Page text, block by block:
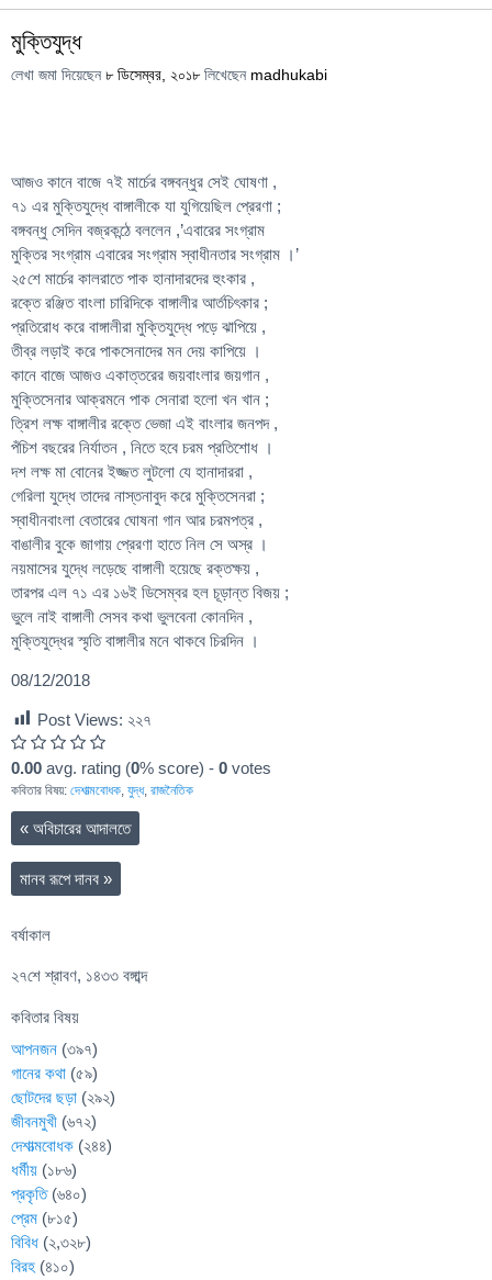
মুক্তিযুদ্ধ
লেখা জমা দিয়েছেন ৮ ডিসেম্বর, ২০১৮লিখেছেন madhukabi
আজও কানে বাজে ৭ই মার্চের বঙ্গবন্ধুর সেই ঘোষণা ,
৭১ এর মুক্তিযুদ্ধে বাঙ্গালীকে যা যুগিয়েছিল প্রেরণা ;
বঙ্গবন্ধু সেদিন বজ্রকন্ঠে বললেন ,’এবারের সংগ্রাম
মুক্তির সংগ্রাম এবারের সংগ্রাম স্বাধীনতার সংগ্রাম ।’
২৫শে মার্চের কালরাতে পাক হানাদারদের হুংকার ,
রক্তে রঞ্জিত বাংলা চারিদিকে বাঙ্গালীর আর্তচিৎকার ;
প্রতিরোধ করে বাঙ্গালীরা মুক্তিযুদ্ধে পড়ে ঝাপিয়ে ,
তীব্র লড়াই করে পাকসেনাদের মন দেয় কাপিয়ে ।
কানে বাজে আজও একাত্তরের জয়বাংলার জয়গান ,
মুক্তিসেনার আক্রমনে পাক সেনারা হলো খন খান ;
ত্রিশ লক্ষ বাঙ্গালীর রক্তে ভেজা এই বাংলার জনপদ ,
পঁচিশ বছরের নির্যাতন , নিতে হবে চরম প্রতিশোধ ।
দশ লক্ষ মা বোনের ইজ্জত লুটলো যে হানাদাররা ,
গেরিলা যুদ্ধে তাদের নাস্তনাবুদ করে মুক্তিসেনরা ;
স্বাধীনবাংলা বেতারের ঘোষনা গান আর চরমপত্র ,
বাঙালীর বুকে জাগায় প্রেরণা হাতে নিল সে অস্র ।
নয়মাসের যুদ্ধে লড়েছে বাঙ্গালী হয়েছে রক্তক্ষয় ,
তারপর এল ৭১ এর ১৬ই ডিসেম্বর হল চূড়ান্ত বিজয় ;
ভুলে নাই বাঙ্গালী সেসব কথা ভুলবেনা কোনদিন ,
মুক্তিযুদ্ধের স্মৃতি বাঙ্গালীর মনে থাকবে চিরদিন ।
08/12/2018
Post Views: ২২৭
0.00 avg. rating (0% score) - 0 votes
কবিতার বিষয়: দেশাত্মবোধক যুদ্ধ, রাজনৈতিক
« অবিচারের আদালতে
মানব রূপে দানব »
বর্ষাকাল
২৭শে শ্রাবণ, ১৪৩৩ বঙ্গাব্দ
কবিতার বিষয়
আপনজন (৩৯৭)
গানের কথা (৫৯)
ছোটদের ছড়া (২৯২)
জীবনমুখী (৬৭২)
দেশাত্মবোধক (২৪৪)
ধর্মীয় (১৮৬)
প্রকৃতি(৬৪০)
প্রেম (৮১৫)
বিবিধ (২,৩২৮)
বিরহ (৪১০)